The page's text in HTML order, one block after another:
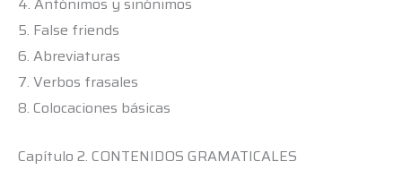
5. False friends
6. Abreviaturas
7. Verbos frasales
8. Colocaciones básicas
Capítulo 2. CONTENIDOS GRAMATICALES